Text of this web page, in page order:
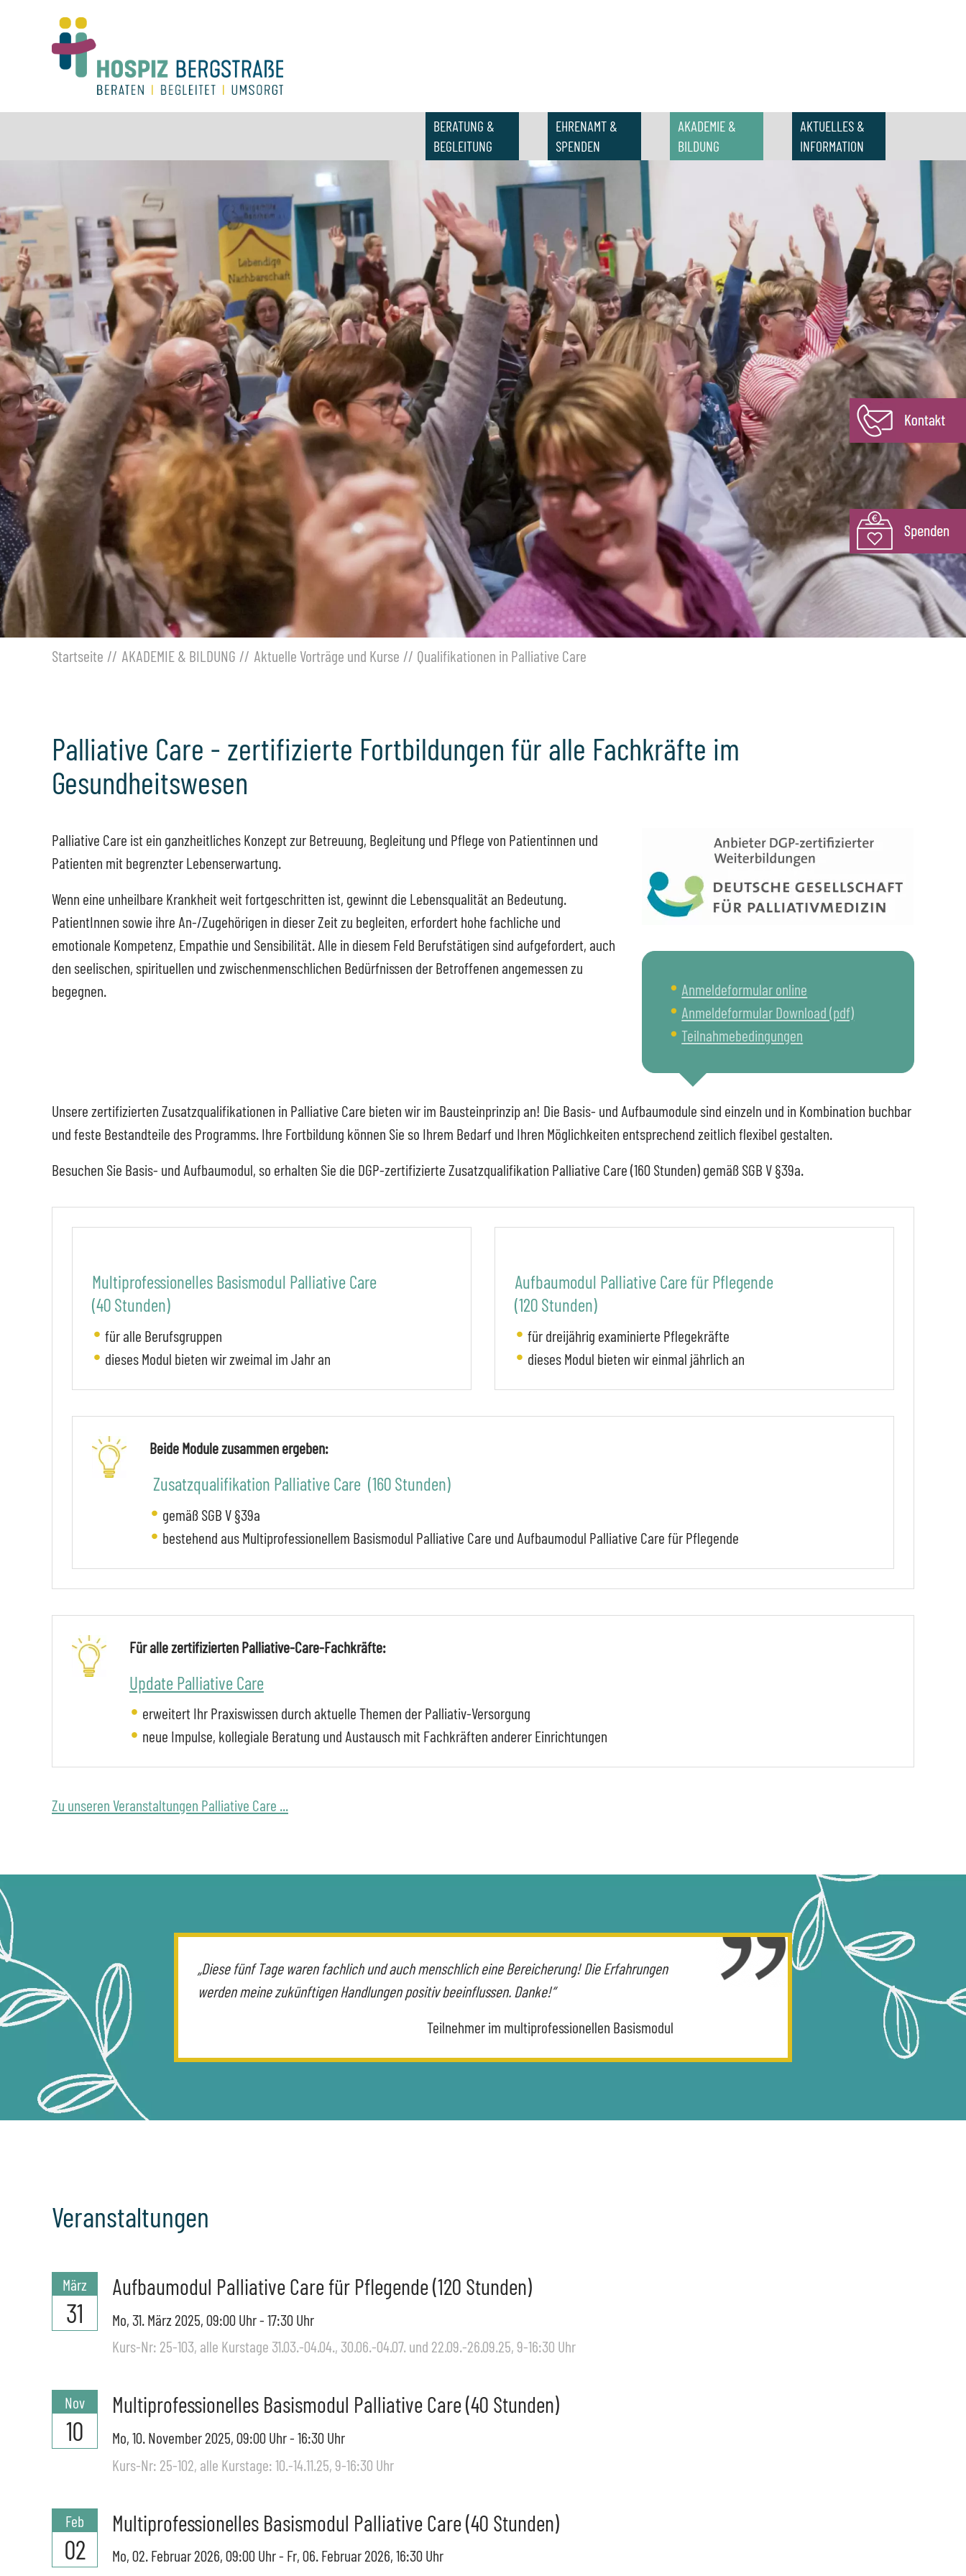
BERATUNG &
BEGLEITUNG
EHRENAMT &
SPENDEN
AKADEMIE &
BILDUNG
AKTUELLES &
INFORMATION
Startseite AKADEMIE & BILDUNG Aktuelle Vorträge und Kurse Qualifikationen in Palliative Care
Palliative Care - zertifizierte Fortbildungen für alle Fachkräfte im
Gesundheitswesen
Palliative Care ist ein ganzheitliches Konzept zur Betreuung, Begleitung und Pflege von Patientinnen und
Patienten mit begrenzter Lebenserwartung.
Wenn eine unheilbare Krankheit weit fortgeschritten ist, gewinnt die Lebensqualität an Bedeutung.
PatientInnen sowie ihre An-/Zugehörigen in dieser Zeit zu begleiten, erfordert hohe fachliche und
emotionale Kompetenz, Empathie und Sensibilität. Alle in diesem Feld Berufstätigen sind aufgefordert, auch
den seelischen, spirituellen und zwischenmenschlichen Bedürfnissen der Betroffenen angemessen zu
begegnen.
Anmeldeformular online
Anmeldeformular Download (pdf)
Teilnahmebedingungen
Unsere zertifizierten Zusatzqualifikationen in Palliative Care bieten wir im Bausteinprinzip an! Die Basis- und Aufbaumodule sind einzeln und in Kombination buchbar
und feste Bestandteile des Programms. Ihre Fortbildung können Sie so Ihrem Bedarf und Ihren Möglichkeiten entsprechend zeitlich flexibel gestalten.
Besuchen Sie Basis- und Aufbaumodul, so erhalten Sie die DGP-zertifizierte Zusatzqualifikation Palliative Care (160 Stunden) gemäß SGB V §39a.
Multiprofessionelles Basismodul Palliative Care
(40 Stunden)
für alle Berufsgruppen
dieses Modul bieten wir zweimal im Jahr an
Aufbaumodul Palliative Care für Pflegende
(120 Stunden)
für dreijährig examinierte Pflegekräfte
dieses Modul bieten wir einmal jährlich an
Beide Module zusammen ergeben:
Zusatzqualifikation Palliative Care (160 Stunden)
gemäß SGB V §39a
bestehend aus Multiprofessionellem Basismodul Palliative Care und Aufbaumodul Palliative Care für Pflegende
Für alle zertifizierten Palliative-Care-Fachkräfte:
Update Palliative Care
erweitert Ihr Praxiswissen durch aktuelle Themen der Palliativ-Versorgung
neue Impulse, kollegiale Beratung und Austausch mit Fachkräften anderer Einrichtungen
Zu unseren Veranstaltungen Palliative Care ...
„Diese fünf Tage waren fachlich und auch menschlich eine Bereicherung! Die Erfahrungen
werden meine zukünftigen Handlungen positiv beeinflussen. Danke!“
Teilnehmer im multiprofessionellen Basismodul
Veranstaltungen
März
31
Aufbaumodul Palliative Care für Pflegende (120 Stunden)
Mo,31. März 2025, 09:00Uhr- 17:30Uhr
Kurs-Nr: 25-103, alle Kurstage 31.03.-04.04., 30.06.-04.07. und 22.09.-26.09.25, 9-16:30 Uhr
Nov
10
Multiprofessionelles Basismodul Palliative Care (40 Stunden)
Mo,10. November 2025, 09:00Uhr- 16:30Uhr
Kurs-Nr: 25-102, alle Kurstage: 10.-14.11.25, 9-16:30 Uhr
Feb
02
Multiprofessionelles Basismodul Palliative Care (40 Stunden)
Mo,02. Februar 2026, 09:00Uhr- Fr,06. Februar 2026, 16:30Uhr